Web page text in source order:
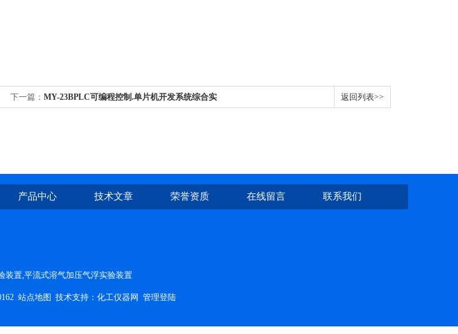
下一篇： MY-23BPLC可编程控制.单片机开发系统综合实 返回列表>>
产品中心 技术文章 荣誉资质 在线留言 联系我们
装置,平流式溶气加压气浮实验装置
站点地图 技术支持： 化工仪器网 管理登陆